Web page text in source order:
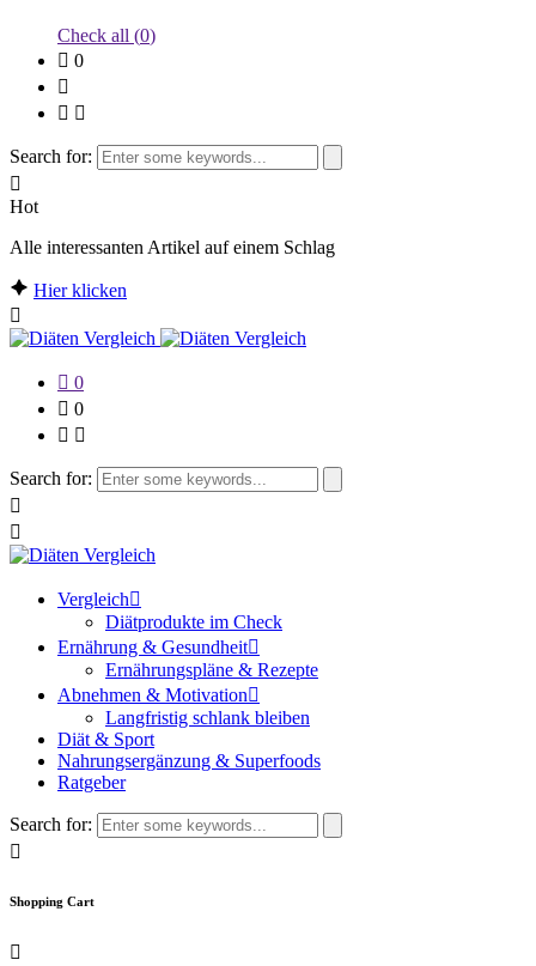
Check all (0)
0
Search for:
Hot
Alle interessanten Artikel auf einem Schlag
Hier klicken
0
0
Search for:
Vergleich
Diätprodukte im Check
Ernährung & Gesundheit
Ernährungspläne & Rezepte
Abnehmen & Motivation
Langfristig schlank bleiben
Diät & Sport
Nahrungsergänzung & Superfoods
Ratgeber
Search for:
Shopping Cart